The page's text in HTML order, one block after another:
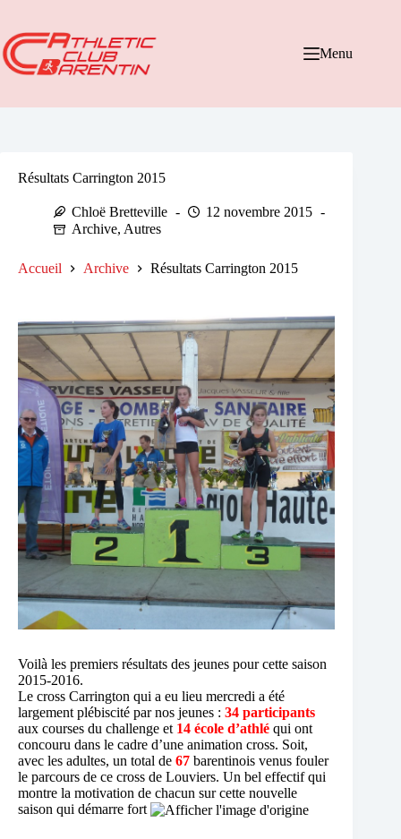
contenu
Menu
Résultats Carrington 2015
Chloë Bretteville
12 novembre 2015
Archive, Autres
Accueil Archive Résultats Carrington 2015
Voilà les premiers résultats des jeunes pour cette saison
2015-2016.
Le cross Carrington qui a eu lieu mercredi a été
largement plébiscité par nos jeunes : 34 participants
aux courses du challenge et 14 école d’athlé qui ont
concouru dans le cadre d’une animation cross. Soit,
avec les adultes, un total de 67 barentinois venus fouler
le parcours de ce cross de Louviers. Un bel effectif qui
montre la motivation de chacun sur cette nouvelle
saison qui démarre fort